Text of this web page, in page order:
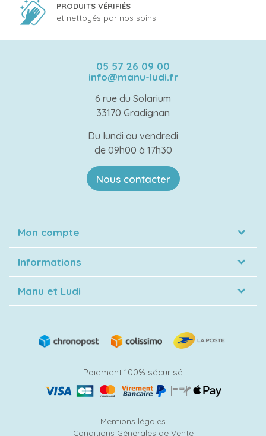
PRODUITS VÉRIFIÉS
et nettoyés par nos soins
05 57 26 09 00
info@manu-ludi.fr
6 rue du Solarium
33170 Gradignan
Du lundi au vendredi
de 09h00 à 17h30
Nous contacter
Mon compte
Informations
Manu et Ludi
Paiement 100% sécurisé
Mentions légales
Conditions Générales de Vente